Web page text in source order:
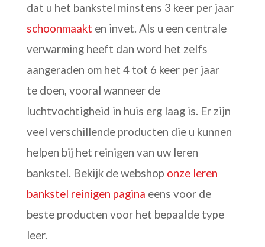
dat u het bankstel minstens 3 keer per jaar
schoonmaakt en invet. Als u een centrale
verwarming heeft dan word het zelfs
aangeraden om het 4 tot 6 keer per jaar
te doen, vooral wanneer de
luchtvochtigheid in huis erg laag is. Er zijn
veel verschillende producten die u kunnen
helpen bij het reinigen van uw leren
bankstel. Bekijk de webshop onze leren
bankstel reinigen pagina eens voor de
beste producten voor het bepaalde type
leer.